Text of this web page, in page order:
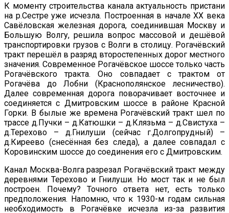
К моменту строительства канала актуальность пристани
на р.Сестре уже исчезла. Построенная в начале XX века
Савёловская железная дорога, соединившая Москву и
Большую Волгу, решила вопрос массовой и дешёвой
транспортировки грузов с Волги в столицу. Рогачёвский
тракт перешёл в разряд второстепенных дорог местного
значения. Современное Рогачёвское шоссе только часть
Рогачёвского тракта. Оно совпадает с трактом от
Рогачёва до Лобни (Краснополянское лесничество).
Далее современная дорога поворачивает восточнее и
соединяется с Дмитровским шоссе в районе Красной
Горки. В былые же времена Рогачёвский тракт шел по
трассе д.Пучки – д.Катюшки – д.Клязьма – д.Свистуха –
д.Терехово – д.Гнилуши (сейчас г.Долгопрудный) –
д.Киреево (снесённая без следа), а далее совпадал с
Коровинским шоссе до соединения его с Дмитровским.
Канал Москва-Волга разрезал Рогачёвский тракт между
деревнями Терехово и Гнилуши. Но мост так и не был
построен. Почему? Точного ответа нет, есть только
предположения. Напомню, что к 1930-м годам сильная
необходимость в Рогачёвке исчезла из-за развития